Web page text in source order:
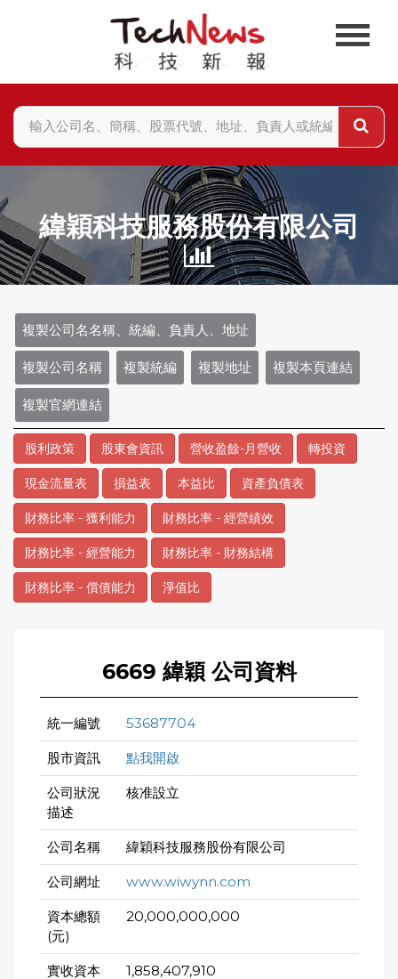
緯穎科技服務股份有限公司
複製公司名名稱、統編、負責人、地址
複製公司名稱 複製統編 複製地址 複製本頁連結
複製官網連結
股利政策 股東會資訊 營收盈餘-月營收 轉投資
現金流量表 損益表 本益比 資產負債表
財務比率 - 獲利能力 財務比率 - 經營績效
財務比率 - 經營能力 財務比率 - 財務結構
財務比率 - 償債能力 淨值比
6669 緯穎 公司資料
統一編號 53687704
股市資訊 點我開啟
公司狀況
描述
核准設立
公司名稱 緯穎科技服務股份有限公司
公司網址 www.wiwynn.com
資本總額
(元)
20,000,000,000
實收資本
1,858,407,910